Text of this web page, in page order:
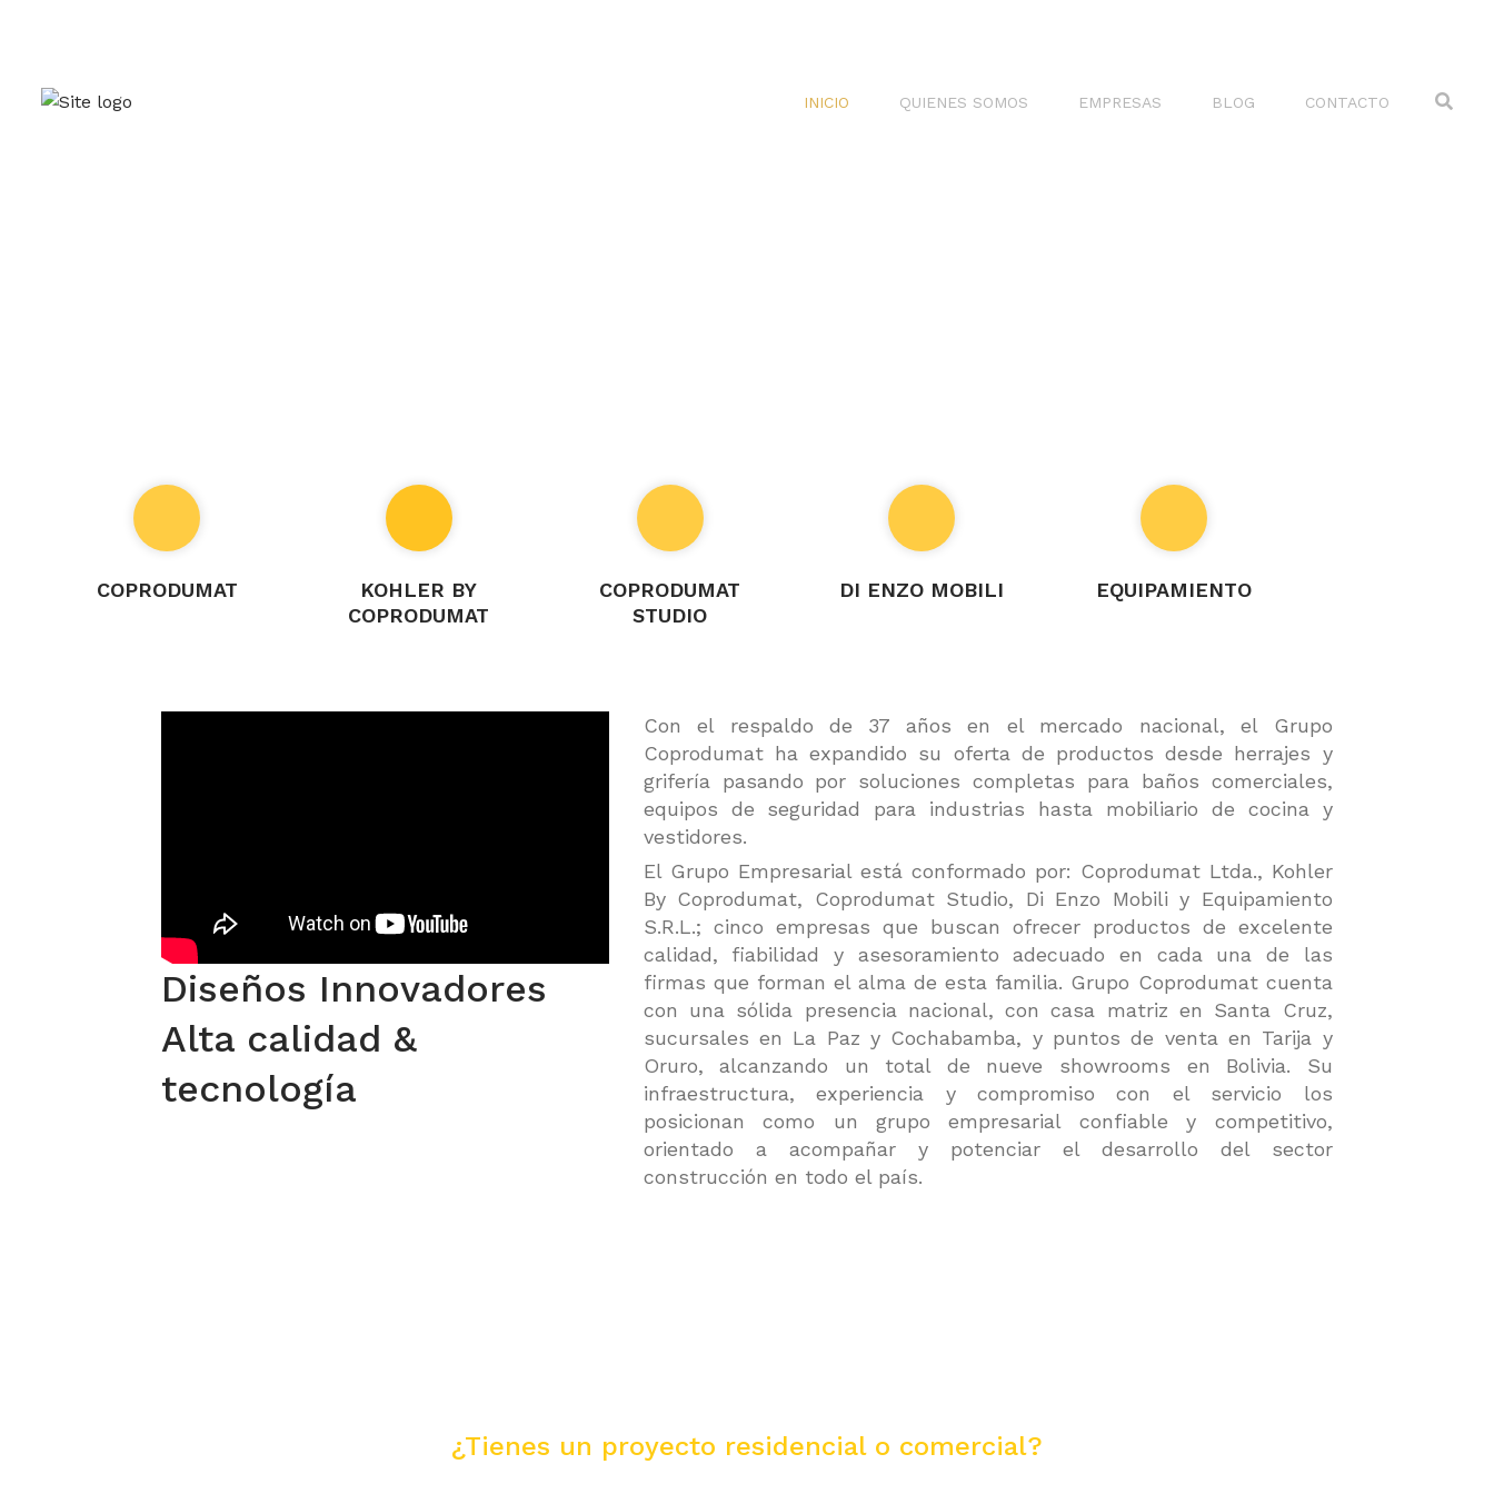
INICIO QUIENES SOMOS EMPRESAS BLOG
Promociones
CONTACTO
COPRODUMAT
KOHLER BY
COPRODUMAT
COPRODUMAT
STUDIO
DI ENZO MOBILI EQUIPAMIENTO
Diseños Innovadores
Alta calidad &
tecnología
Con el respaldo de 37 años en el mercado nacional, el Grupo
Coprodumat ha expandido su oferta de productos desde herrajes y
grifería pasando por soluciones completas para baños comerciales,
equipos de seguridad para industrias hasta mobiliario de cocina y
vestidores.
El Grupo Empresarial está conformado por: Coprodumat Ltda., Kohler
By Coprodumat, Coprodumat Studio, Di Enzo Mobili y Equipamiento
S.R.L.; cinco empresas que buscan ofrecer productos de excelente
calidad, fiabilidad y asesoramiento adecuado en cada una de las
firmas que forman el alma de esta familia. Grupo Coprodumat cuenta
con una sólida presencia nacional, con casa matriz en Santa Cruz,
sucursales en La Paz y Cochabamba, y puntos de venta en Tarija y
Oruro, alcanzando un total de nueve showrooms en Bolivia. Su
infraestructura, experiencia y compromiso con el servicio los
posicionan como un grupo empresarial confiable y competitivo,
orientado a acompañar y potenciar el desarrollo del sector
construcción en todo el país.
¿Tienes un proyecto residencial o comercial?